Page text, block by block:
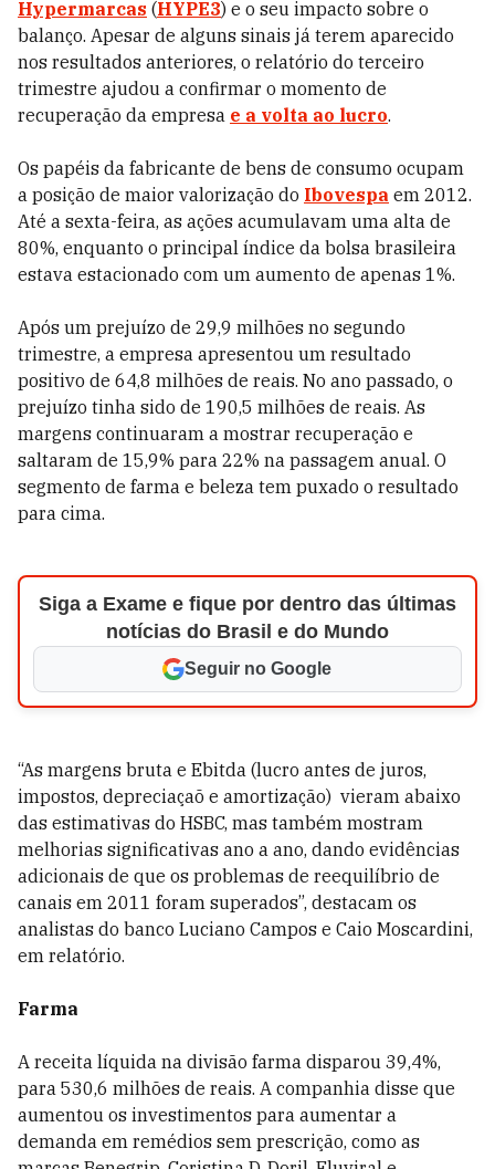
Hypermarcas (HYPE3) e o seu impacto sobre o
balanço. Apesar de alguns sinais já terem aparecido
nos resultados anteriores, o relatório do terceiro
trimestre ajudou a confirmar o momento de
recuperação da empresa e a volta ao lucro.
Os papéis da fabricante de bens de consumo ocupam
a posição de maior valorização do Ibovespa em 2012.
Até a sexta-feira, as ações acumulavam uma alta de
80%, enquanto o principal índice da bolsa brasileira
estava estacionado com um aumento de apenas 1%.
Após um prejuízo de 29,9 milhões no segundo
trimestre, a empresa apresentou um resultado
positivo de 64,8 milhões de reais. No ano passado, o
prejuízo tinha sido de 190,5 milhões de reais. As
margens continuaram a mostrar recuperação e
saltaram de 15,9% para 22% na passagem anual. O
segmento de farma e beleza tem puxado o resultado
para cima.
Siga a Exame e fique por dentro das últimas
notícias do Brasil e do Mundo
Seguir no Google
“As margens bruta e Ebitda (lucro antes de juros,
impostos, depreciaçaõ e amortização) vieram abaixo
das estimativas do HSBC, mas também mostram
melhorias significativas ano a ano, dando evidências
adicionais de que os problemas de reequilíbrio de
canais em 2011 foram superados”, destacam os
analistas do banco Luciano Campos e Caio Moscardini,
em relatório.
Farma
A receita líquida na divisão farma disparou 39,4%,
para 530,6 milhões de reais. A companhia disse que
aumentou os investimentos para aumentar a
demanda em remédios sem prescrição, como as